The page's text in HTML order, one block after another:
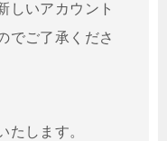
しいアカウント
でご了承くださ
たします。